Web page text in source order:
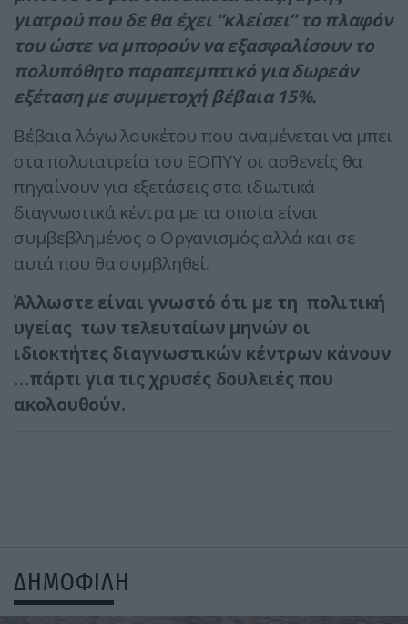
γιατρού που δε θα έχει “κλείσει” το πλαφόν
του ώστε να μπορούν να εξασφαλίσουν το
πολυπόθητο παραπεμπτικό για δωρεάν
εξέταση με συμμετοχή βέβαια 15%.
Βέβαια λόγω λουκέτου που αναμένεται να μπει
στα πολυιατρεία του ΕΟΠΥΥ οι ασθενείς θα
πηγαίνουν για εξετάσεις στα ιδιωτικά
διαγνωστικά κέντρα με τα οποία είναι
συμβεβλημένος ο Οργανισμός αλλά και σε
αυτά που θα συμβληθεί.
Άλλωστε είναι γνωστό ότι με τη πολιτική
υγείας των τελευταίων μηνών οι
ιδιοκτήτες διαγνωστικών κέντρων κάνουν
…πάρτι για τις χρυσές δουλειές που
ακολουθούν.
ΔΗΜΟΦΙΛΗ